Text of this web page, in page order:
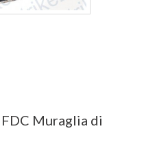
Muraglia di